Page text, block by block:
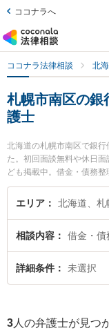
ココナラへ
ココナラ法律相談 北
札幌市南区の銀
護士
北海道の札幌市南区で銀
た。初回面談無料や休日
ども掲載中。借金・債務
社の債務整理、リボ払い
利です。特に尾崎祐一法
生した銀行借り入れの債
『銀行借り入れの債務整
たい』『初回相談無料で
エリア 北海道、札
相談内容 借金・債
詳細条件 未選択
3 人の弁護士が見つ